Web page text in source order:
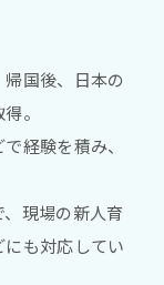
国後、日本の
。
経験を積み、
現場の新人育
も対応してい